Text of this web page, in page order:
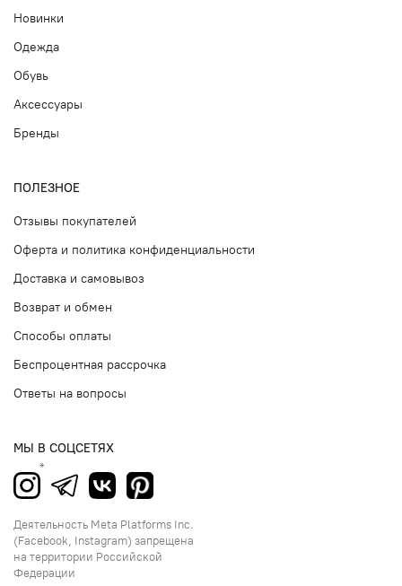
Новинки
Одежда
Обувь
Аксессуары
Бренды
ПОЛЕЗНОЕ
Отзывы покупателей
Оферта и политика конфиденциальности
Доставка и самовывоз
Возврат и обмен
Способы оплаты
Беспроцентная рассрочка
Ответы на вопросы
МЫ В СОЦСЕТЯХ
Деятельность Meta Platforms Inc.
(Facebook, Instagram) запрещена
на территории Российской
Федерации